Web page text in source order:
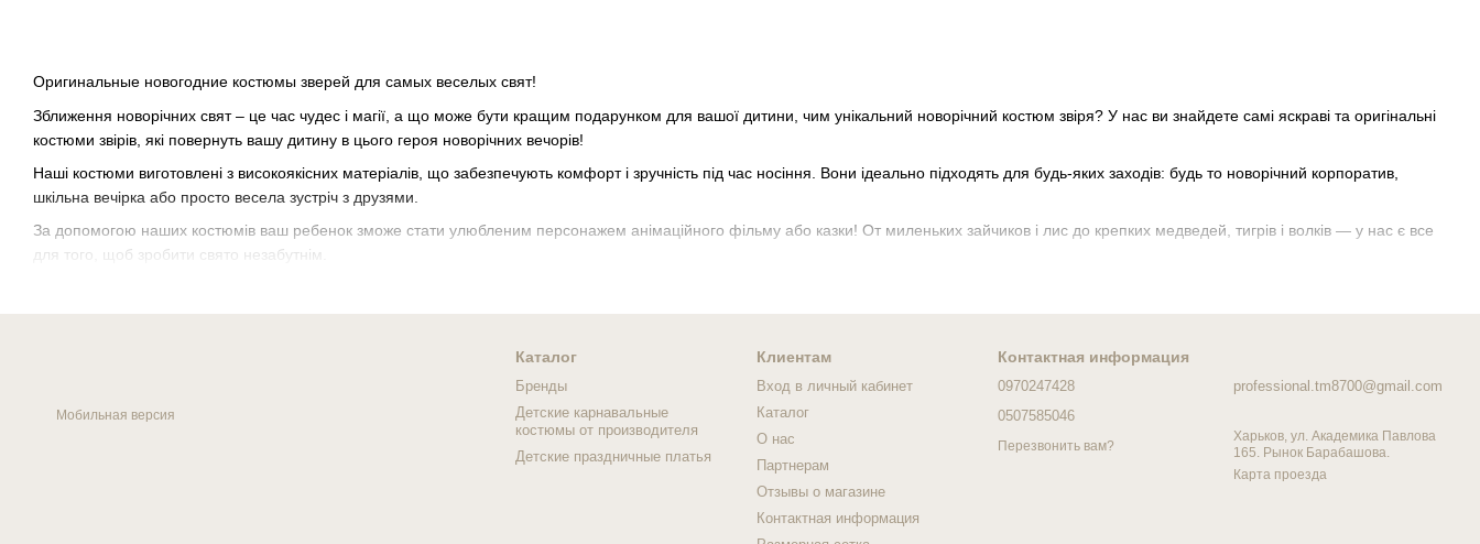
Оригинальные новогодние костюмы зверей для самых веселых свят!
Зближення новорічних свят – це час чудес і магії, а що може бути кращим подарунком для вашої дитини, чим унікальний новорічний костюм звіря? У нас ви знайдете самі яскраві та оригінальні
костюми звірів, які повернуть вашу дитину в цього героя новорічних вечорів!
Наші костюми виготовлені з високоякісних матеріалів, що забезпечують комфорт і зручність під час носіння. Вони ідеально підходять для будь-яких заходів: будь то новорічний корпоратив,
шкільна вечірка або просто весела зустріч з друзями.
За допомогою наших костюмів ваш ребенок зможе стати улюбленим персонажем анімаційного фільму або казки! От миленьких зайчиков і лис до крепких медведей, тигрів і волків — у нас є все
для того, щоб зробити свято незабутнім.
Мобильная версия
Каталог
Бренды
Детские карнавальные
костюмы от производителя
Детские праздничные платья
Клиентам
Вход в личный кабинет
Каталог
О нас
Партнерам
Отзывы о магазине
Контактная информация
Контактная информация
0970247428
0507585046
Перезвонить вам?
professional.tm8700@gmail.com
Харьков, ул. Академика Павлова
165. Рынок Барабашова.
Карта проезда